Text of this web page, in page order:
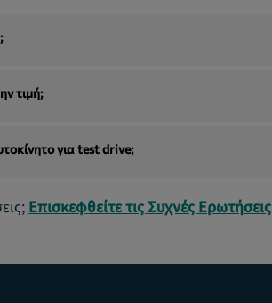
τιμή;
για test drive;
Επισκεφθείτε τις Συχνές Ερωτήσεις